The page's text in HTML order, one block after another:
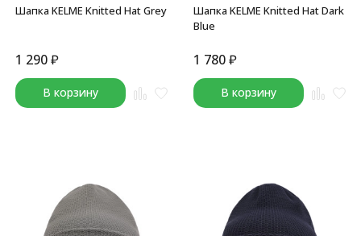
Шапка KELME Knitted Hat Grey
1 290₽
В корзину
Шапка KELME Knitted Hat Dark
Blue
1 780₽
В корзину